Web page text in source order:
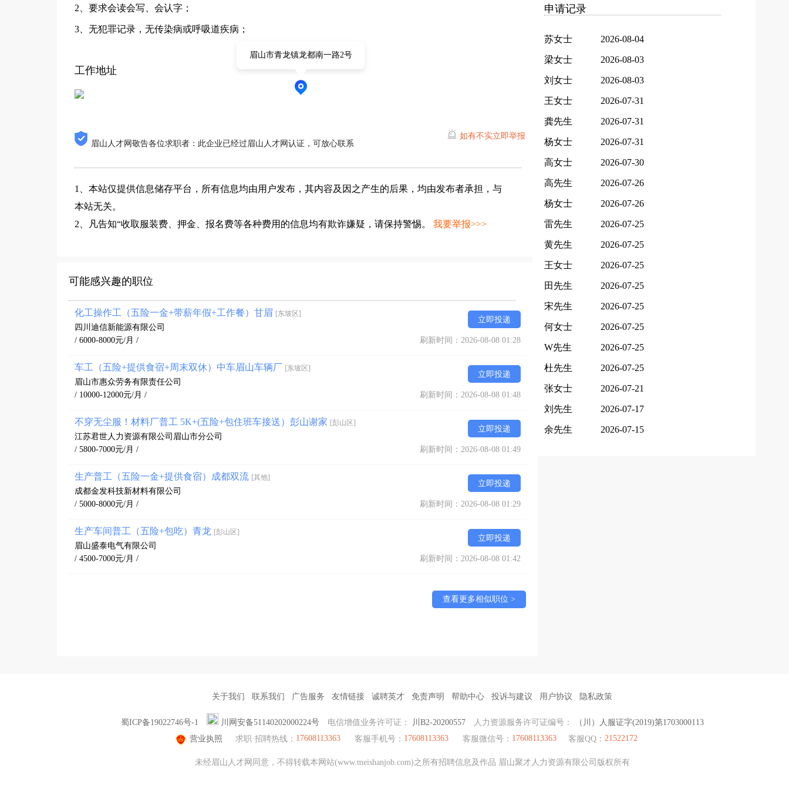
2、要求会读会写、会认字；
3、无犯罪记录，无传染病或呼吸道疾病；
工作地址
眉山市青龙镇龙都南一路2号
眉山人才网敬告各位求职者：此企业已经过眉山人才网认证，可放心联系
如有不实立即举报
1、本站仅提供信息储存平台，所有信息均由用户发布，其内容及因之产生的后果，均由发布者承担，与
本站无关。
2、凡告知“收取服装费、押金、报名费等各种费用的信息均有欺诈嫌疑，请保持警惕。 我要举报>>>
可能感兴趣的职位
化工操作工（五险一金+带薪年假+工作餐）甘眉 [东坡区]
立即投递
四川迪信新能源有限公司
/ 6000-8000元/月 /
刷新时间：2026-08-08 01:28
车工（五险+提供食宿+周末双休）中车眉山车辆厂 [东坡区]
立即投递
眉山市惠众劳务有限责任公司
/ 10000-12000元/月 /
刷新时间：2026-08-08 01:48
不穿无尘服！材料厂普工 5K+(五险+包住班车接送）彭山谢家 [彭山区]
立即投递
江苏君世人力资源有限公司眉山市分公司
/ 5800-7000元/月 /
刷新时间：2026-08-08 01:49
生产普工（五险一金+提供食宿）成都双流 [其他]
立即投递
成都金发科技新材料有限公司
/ 5000-8000元/月 /
刷新时间：2026-08-08 01:29
生产车间普工（五险+包吃）青龙 [彭山区]
立即投递
眉山盛泰电气有限公司
/ 4500-7000元/月 /
刷新时间：2026-08-08 01:42
查看更多相似职位 >
申请记录
苏女士 2026-08-04
梁女士 2026-08-03
刘女士 2026-08-03
王女士 2026-07-31
龚先生 2026-07-31
杨女士 2026-07-31
高女士 2026-07-30
高先生 2026-07-26
杨女士 2026-07-26
雷先生 2026-07-25
黄先生 2026-07-25
王女士 2026-07-25
田先生 2026-07-25
宋先生 2026-07-25
何女士 2026-07-25
W先生 2026-07-25
杜先生 2026-07-25
张女士 2026-07-21
刘先生 2026-07-17
余先生 2026-07-15
关于我们 联系我们 广告服务 友情链接 诚聘英才 免责声明 帮助中心 投诉与建议 用户协议 隐私政策
蜀ICP备19022746号-1 川网安备51140202000224号 电信增值业务许可证： 川B2-20200557 人力资源服务许可证编号：
（川）人服证字(2019)第1703000113
营业执照
求职·招聘热线： 17608113363 客服手机号： 17608113363 客服微信号： 17608113363 客服QQ： 21522172
未经眉山人才网同意，不得转载本网站(www.meishanjob.com)之所有招聘信息及作品 眉山聚才人力资源有限公司版权所有